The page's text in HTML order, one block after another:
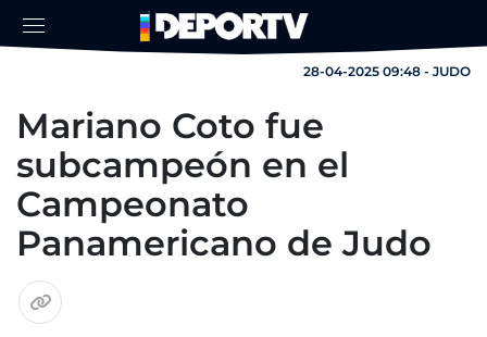
28-04-2025 09:48 - JUDO
Mariano Coto fue
subcampeón en el
Campeonato
Panamericano de Judo